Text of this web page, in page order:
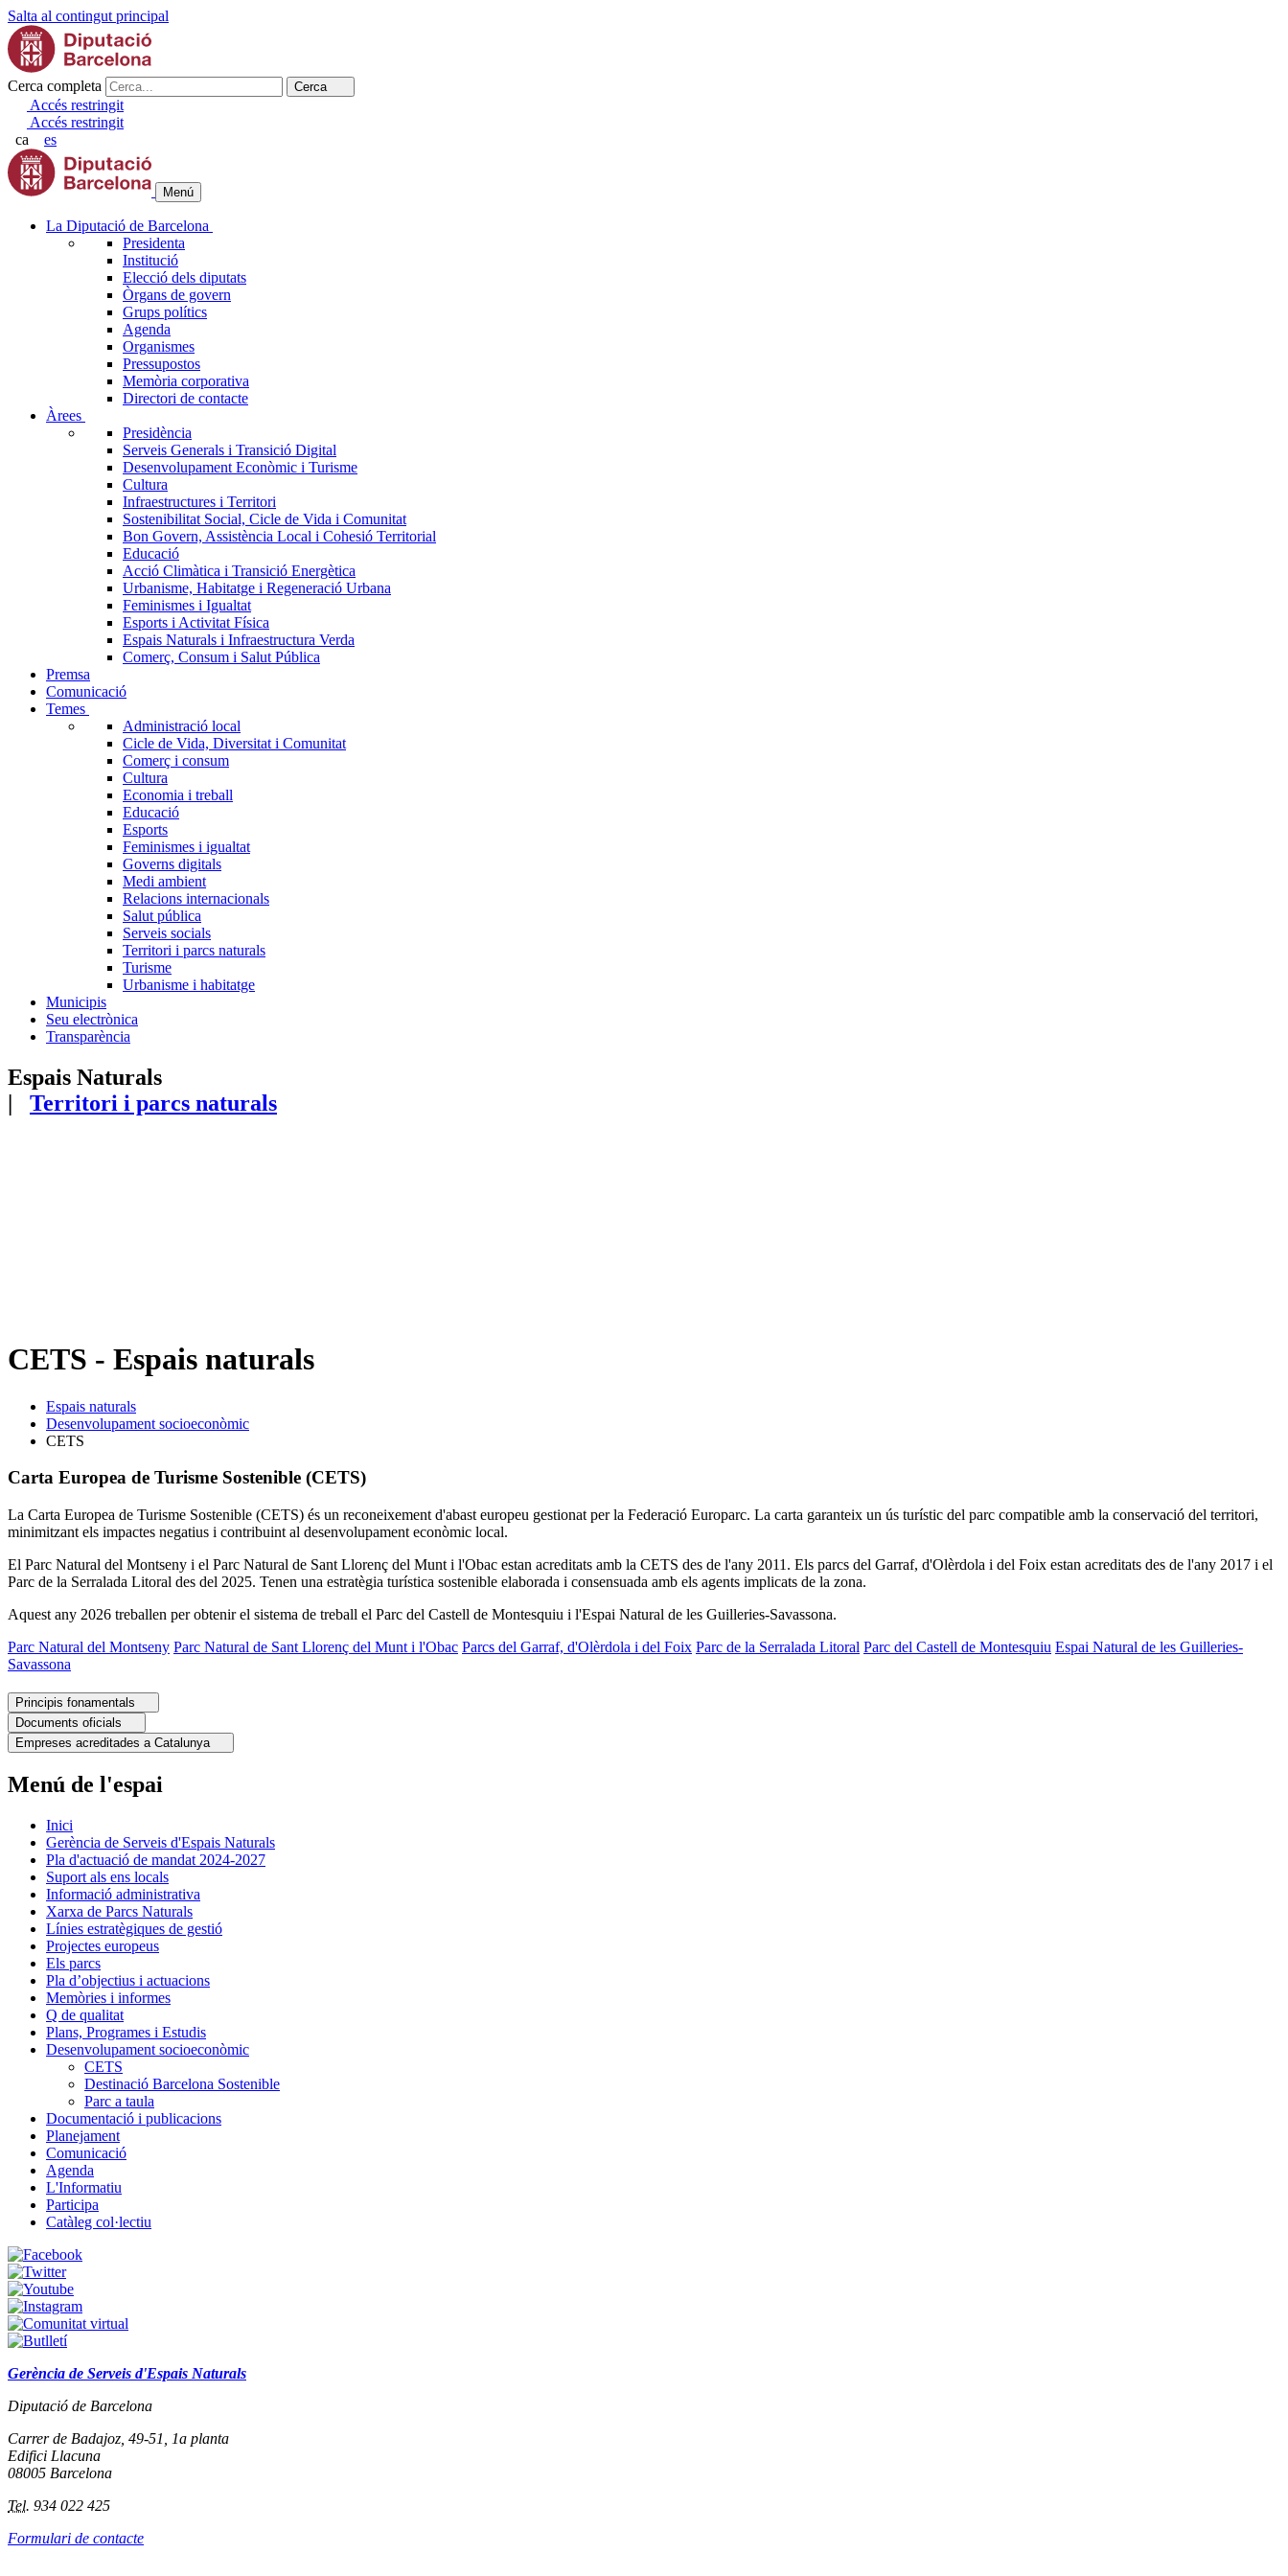
Salta al contingut principal
Cerca completa Cerca
Accés restringit
Accés restringit
ca
es
Menú
La Diputació de Barcelona
Presidenta
Institució
Elecció dels diputats
Òrgans de govern
Grups polítics
Agenda
Organismes
Pressupostos
Memòria corporativa
Directori de contacte
Àrees
Presidència
Serveis Generals i Transició Digital
Desenvolupament Econòmic i Turisme
Cultura
Infraestructures i Territori
Sostenibilitat Social, Cicle de Vida i Comunitat
Bon Govern, Assistència Local i Cohesió Territorial
Educació
Acció Climàtica i Transició Energètica
Urbanisme, Habitatge i Regeneració Urbana
Feminismes i Igualtat
Esports i Activitat Física
Espais Naturals i Infraestructura Verda
Comerç, Consum i Salut Pública
Premsa
Comunicació
Temes
Administració local
Cicle de Vida, Diversitat i Comunitat
Comerç i consum
Cultura
Economia i treball
Educació
Esports
Feminismes i igualtat
Governs digitals
Medi ambient
Relacions internacionals
Salut pública
Serveis socials
Territori i parcs naturals
Turisme
Urbanisme i habitatge
Municipis
Seu electrònica
Transparència
Espais Naturals
| Territori i parcs naturals
CETS - Espais naturals
Espais naturals
Desenvolupament socioeconòmic
CETS
Carta Europea de Turisme Sostenible (CETS)
La Carta Europea de Turisme Sostenible (CETS) és un reconeixement d'abast europeu gestionat per la Federació Europarc. La carta garanteix un ús turístic del parc compatible amb la conservació del territori,
minimitzant els impactes negatius i contribuint al desenvolupament econòmic local.
El Parc Natural del Montseny i el Parc Natural de Sant Llorenç del Munt i l'Obac estan acreditats amb la CETS des de l'any 2011. Els parcs del Garraf, d'Olèrdola i del Foix estan acreditats des de l'any 2017 i el
Parc de la Serralada Litoral des del 2025. Tenen una estratègia turística sostenible elaborada i consensuada amb els agents implicats de la zona.
Aquest any 2026 treballen per obtenir el sistema de treball el Parc del Castell de Montesquiu i l'Espai Natural de les Guilleries-Savassona.
Parc Natural del Montseny Parc Natural de Sant Llorenç del Munt i l'Obac Parcs del Garraf, d'Olèrdola i del Foix Parc de la Serralada Litoral Parc del Castell de Montesquiu Espai Natural de les Guilleries-
Savassona
Principis fonamentals
Documents oficials
Empreses acreditades a Catalunya
Menú de l'espai
Inici
Gerència de Serveis d'Espais Naturals
Pla d'actuació de mandat 2024-2027
Suport als ens locals
Informació administrativa
Xarxa de Parcs Naturals
Línies estratègiques de gestió
Projectes europeus
Els parcs
Pla d’objectius i actuacions
Memòries i informes
Q de qualitat
Plans, Programes i Estudis
Desenvolupament socioeconòmic
CETS
Destinació Barcelona Sostenible
Parc a taula
Documentació i publicacions
Planejament
Comunicació
Agenda
L'Informatiu
Participa
Catàleg col·lectiu
Gerència de Serveis d'Espais Naturals
Diputació de Barcelona
Carrer de Badajoz, 49-51, 1a planta
Edifici Llacuna
08005 Barcelona
Tel. 934 022 425
Formulari de contacte